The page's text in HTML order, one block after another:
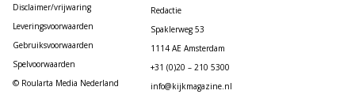
Disclaimer/vrijwaring
Leveringsvoorwaarden
Gebruiksvoorwaarden
Spelvoorwaarden
© Roularta Media Nederland
Redactie
Spaklerweg 53
1114 AE Amsterdam
+31 (0)20 – 210 5300
info@kijkmagazine.nl